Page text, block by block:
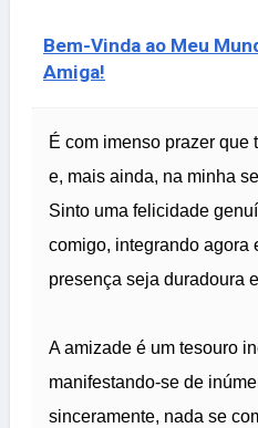
Bem-Vinda ao Meu
Amiga!
É com imenso prazer que
e, mais ainda, na minha
Sinto uma felicidade
comigo, integrando agora
presença seja duradoura
A amizade é um tesouro
manifestando-se de
sinceramente, nada se